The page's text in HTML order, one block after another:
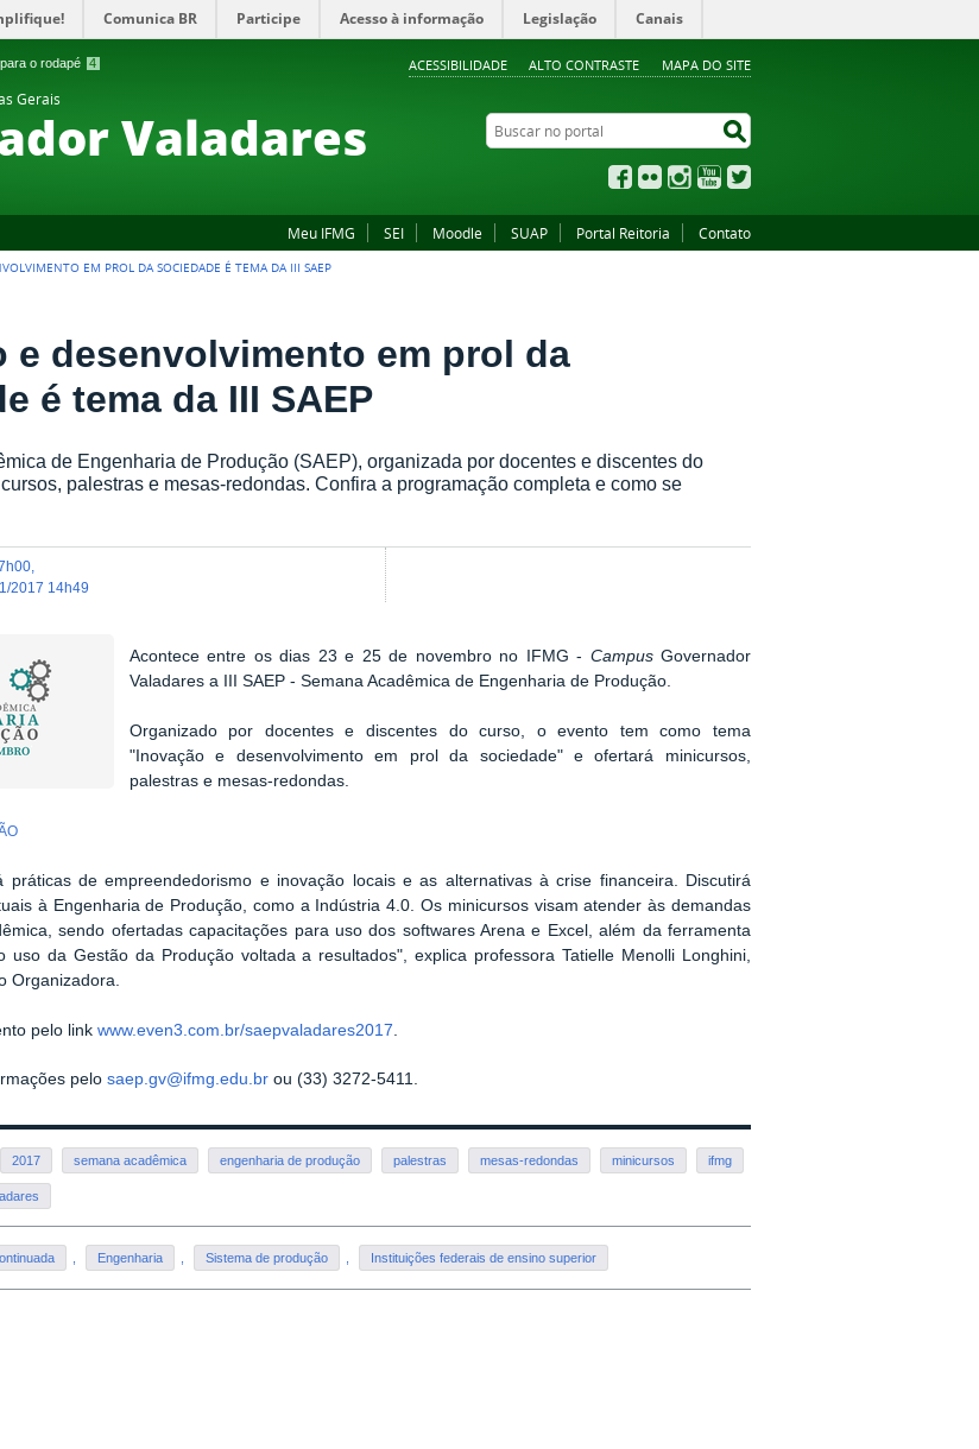
o rodapé 4 ACESSIBILIDADE ALTO CONTRASTE MAPA DO SITE
Comunica BR Participe Acesso à informação Legislação Canais
Gerais
Valadares Buscar no portal
Facebook
Flickr InstagramYouTube
Meu IFMG SEI Moodle SUAP Portal Reitoria Contato
EM PROL DA SOCIEDADE É TEMA DA III SAEP
e desenvolvimento em prol da
é tema da III SAEP
de Engenharia de Produção (SAEP), organizada por docentes e discentes do
palestras e mesas-redondas. Confira a programação completa e como se
2017 14h49
Acontece entre os dias 23 e 25 de novembro no IFMG - CampusGovernador
Valadares a III SAEP - Semana Acadêmica de Engenharia de Produção.
Organizado por docentes e discentes do curso, o evento tem como tema
"Inovação e desenvolvimento em prol da sociedade" e ofertará minicursos,
palestras e mesas-redondas.
práticas de empreendedorismo e inovação locais e as alternativas à crise financeira. Discutirá
à Engenharia de Produção, como a Indústria 4.0. Os minicursos visam atender às demandas
sendo ofertadas capacitações para uso dos softwares Arena e Excel, além da ferramenta
uso da Gestão da Produção voltada a resultados", explica professora Tatielle Menolli Longhini,
Organizadora.
pelo link www.even3.com.br/saepvaladares2017
pelosaep.gv@ifmg.edu.br ou (33) 3272-5411.
2017 semana acadêmica engenharia de produção palestras mesas-redondas minicursos ifmg
Engenharia Sistema de produção Instituições federais de ensino superior